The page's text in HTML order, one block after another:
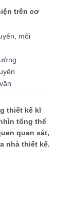
trên cơ
môi
thiết kế kĩ
tổng thể
quan sát,
nhà thiết kế.